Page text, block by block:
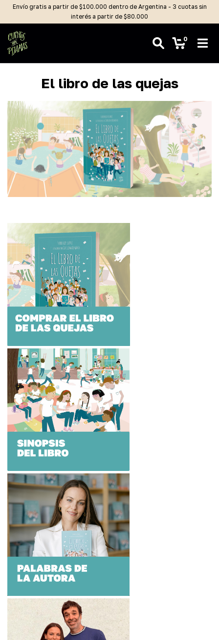
Envío gratis a partir de $100.000 dentro de Argentina - 3 cuotas sin
interés a partir de $80.000
0
El libro de las quejas